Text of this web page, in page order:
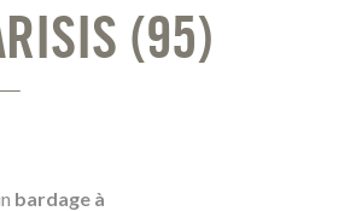
(95)
bardage à